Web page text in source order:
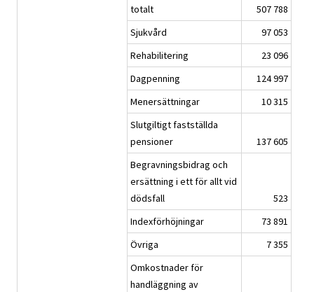
totalt
507 788
Sjukvård
97 053
Rehabilitering
23 096
Dagpenning
124 997
Menersättningar
10 315
Slutgiltigt fastställda
pensioner
137 605
Begravningsbidrag och
ersättning i ett för allt vid
dödsfall
523
Indexförhöjningar
73 891
Övriga
7 355
Omkostnader för
handläggning av